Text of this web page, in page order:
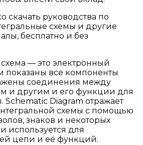
скачать руководства по
схемы и другие
бесплатно и без
— это электронный
показаны все компоненты
соединения между
и другим и его функции для
Schematic Diagram отражает
схемы с помощью
знаков и некоторых
используется для
цепи и её функций.